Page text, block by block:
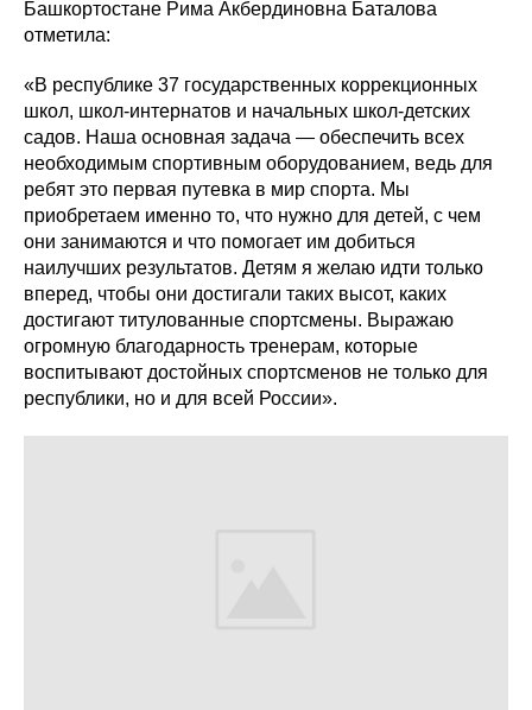
Башкортостане Рима Акбердиновна Баталова
отметила:
«В республике 37 государственных коррекционных
школ, школ-интернатов и начальных школ-детских
садов. Наша основная задача — обеспечить всех
необходимым спортивным оборудованием, ведь для
ребят это первая путевка в мир спорта. Мы
приобретаем именно то, что нужно для детей, с чем
они занимаются и что помогает им добиться
наилучших результатов. Детям я желаю идти только
вперед, чтобы они достигали таких высот, каких
достигают титулованные спортсмены. Выражаю
огромную благодарность тренерам, которые
воспитывают достойных спортсменов не только для
республики, но и для всей России».